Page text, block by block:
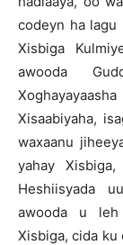
codeyn ha lagu
Xisbiga
awooda
Xisaabiyaha,
waxaanu
yahay
Heshiisyada
awooda u leh
Xisbiga, cida ku